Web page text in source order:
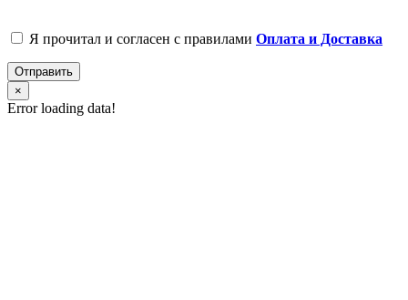
Я прочитал и согласен с правилами Оплата и Доставка
Отправить
×
Error loading data!